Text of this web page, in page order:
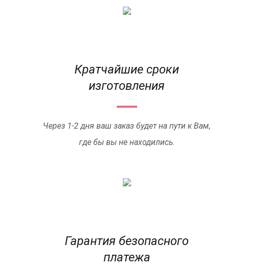
Кратчайшие сроки
изготовления
Через 1-2 дня ваш заказ будет на пути к Вам,
где бы вы не находились.
Гарантия безопасного
платежа